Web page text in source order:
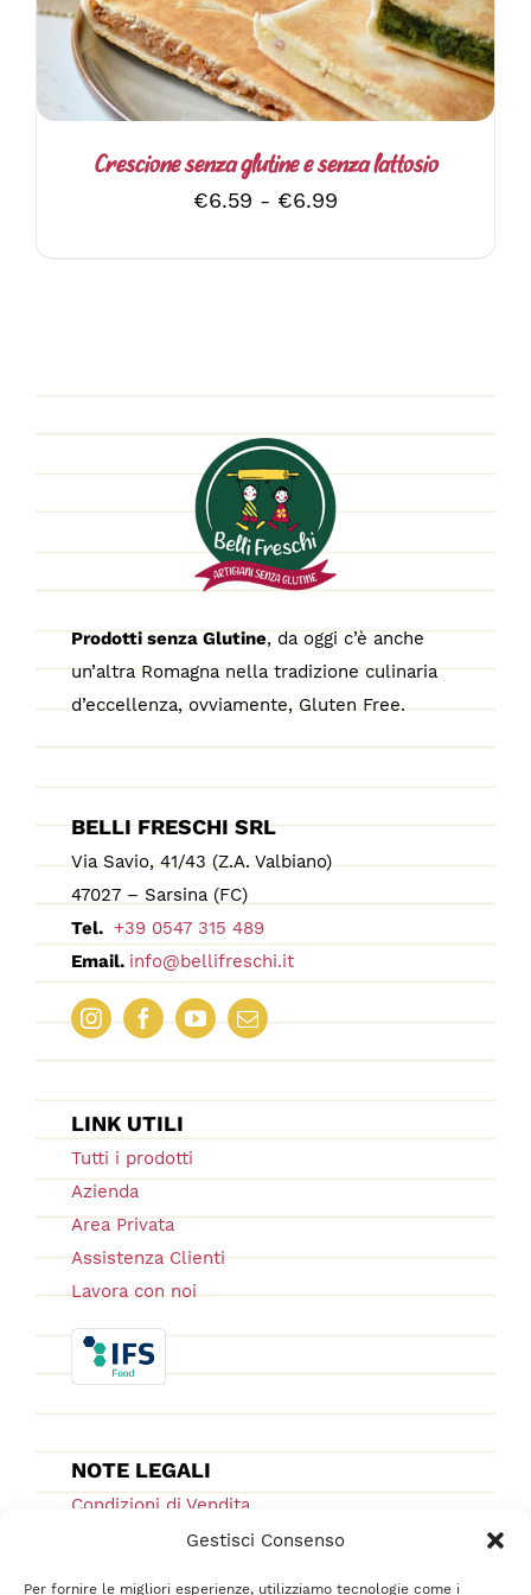
Gestisci Consenso
Per fornire le migliori esperienze, utilizziamo tecnologie come i
PIÙ
VARIANTI.
LE
OPZIONI
POSSONO
SCELTE
NELLA
PAGINA
Crescione senza glutine e senza lattosio
€6.59 - €6.99
€6.99
Prodotti senza Glutine, da oggi c’è anche
un’altra Romagna nella tradizione culinaria
d’eccellenza, ovviamente, Gluten Free.
BELLI FRESCHI SRL
Via Savio, 41/43 (Z.A. Valbiano)
47027 – Sarsina (FC)
Tel. +39 0547 315 489
Email. info@bellifreschi.it
LINK UTILI
Tutti i prodotti
Azienda
Area Privata
Assistenza Clienti
Lavora con noi
NOTE LEGALI
Condizioni di Vendita
Ordini e Spedizioni